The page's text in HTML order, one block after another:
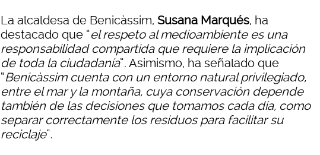
La alcaldesa de Benicàssim, Susana Marqués, ha
destacado que “el respeto al medioambiente es una
responsabilidad compartida que requiere la implicación
de toda la ciudadanía”. Asimismo, ha señalado que
“Benicàssim cuenta con un entorno natural privilegiado,
entre el mar y la montaña, cuya conservación depende
también de las decisiones que tomamos cada día, como
separar correctamente los residuos para facilitar su
reciclaje”.